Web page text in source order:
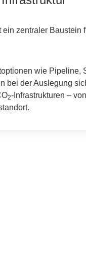
ein zentraler Baustein
wie Pipeline,
bei der Auslegung
2-Infrastrukturen –